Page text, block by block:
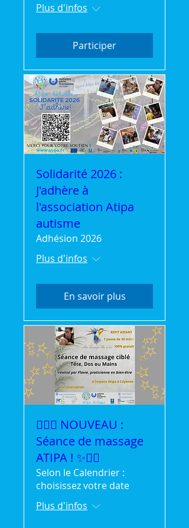
Plus d'infos
Participer
Solidarité 2026 :
J'adhère à
l'association Atipa
autisme
Adhésion 2026
Plus d'infos
En savoir plus
💆‍♀️✨ NOUVEAU :
Séance de massage
ATIPA ! ✨💆‍♂️
Selon le Calendrier :
choisissez votre date
Plus d'infos